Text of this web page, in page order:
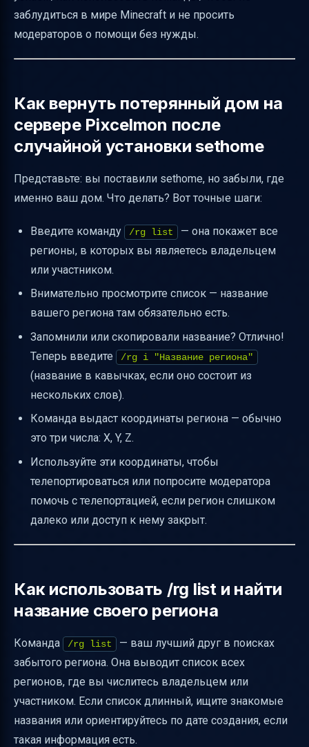
Риски и ограничения телепортации по
координатам региона
Альтернативы при недоступности региона
Советы по защите дома и предотвращению
потери региона
Как проверить, что регион действительно
принадлежит вам
кажутся неверными
Требуются ли права для выполнения
Пошаговый пример использования команд
Таблица команд и их назначение
Как корректно общаться с модераторами
Полезные ссылки
заблудиться в мире Minecraft и не просить
модераторов о помощи без нужды.
Как вернуть потерянный дом на
сервере Pixcelmon после
случайной установки sethome
Представьте: вы поставили sethome, но забыли, где
именно ваш дом. Что делать? Вот точные шаги:
Введите команду /rg list
— она покажет все
регионы, в которых вы являетесь владельцем
или участником.
Внимательно просмотрите список — название
вашего региона там обязательно есть.
Запомнили или скопировали название? Отлично!
Теперь введите
/rg i "Название региона"
(название в кавычках, если оно состоит из
нескольких слов).
Команда выдаст координаты региона — обычно
это три числа: X, Y, Z.
Используйте эти координаты, чтобы
телепортироваться или попросите модератора
помочь с телепортацией, если регион слишком
далеко или доступ к нему закрыт.
Как использовать /rg list и найти
название своего региона
Команда /rg list
— ваш лучший друг в поисках
забытого региона. Она выводит список всех
регионов, где вы числитесь владельцем или
участником. Если список длинный, ищите знакомые
названия или ориентируйтесь по дате создания, если
такая информация есть.